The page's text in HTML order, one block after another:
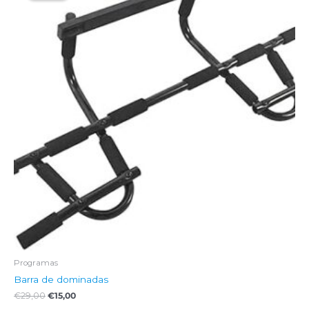
Programas
Barra de dominadas
€29,00
€29,00.
€15,00
€15,00.